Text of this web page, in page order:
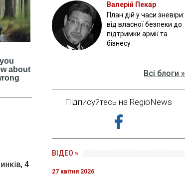
4
Валерій Пекар
План дій у часи зневіри:
від власної безпеки до
підтримки армії та
бізнесу
Всі блоги »
Підписуйтесь на RegioNews
ВІДЕО »
27 квітня 2026